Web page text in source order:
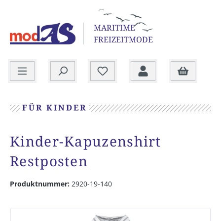
MARITIME
FREIZEITMODE
FÜR KINDER
Kinder-Kapuzenshirt
Restposten
Produktnummer: 2920-19-140
Bildergalerie überspringen